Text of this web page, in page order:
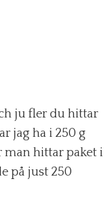
ju fler du hittar
jag ha i 250 g
man hittar paket i
på just 250